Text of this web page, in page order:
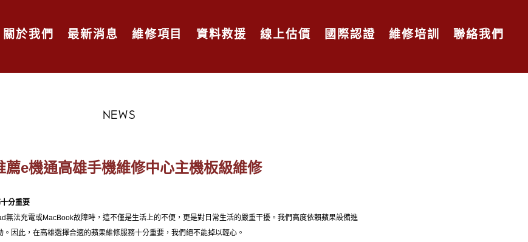
關於我們 最新消息 維修項目 資料救援 線上估價 國際認證 維修培訓 聯絡我們
NEWS
薦e機通高雄手機維修中心主機板級維修
分重要
無法充電或MacBook故障時，這不僅是生活上的不便，更是對日常生活的嚴重干擾。我們高度依賴蘋果設備進
因此，在高雄選擇合適的蘋果維修服務十分重要，我們絕不能掉以輕心。